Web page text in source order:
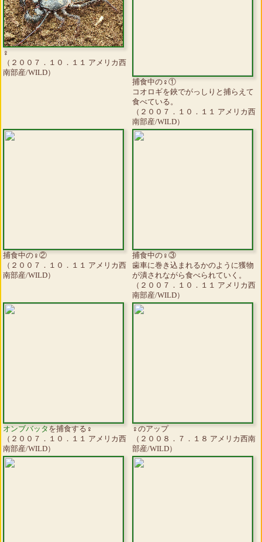
♀
（２００７．１０．１１ アメリカ西
南部産/WILD）
捕食中の♀①
コオロギを鋏でがっしりと捕らえて
食べている。
（２００７．１０．１１ アメリカ西
南部産/WILD）
捕食中の♀②
（２００７．１０．１１ アメリカ西
南部産/WILD）
捕食中の♀③
歯車に巻き込まれるかのように獲物
が潰されながら食べられていく。
（２００７．１０．１１ アメリカ西
南部産/WILD）
オンブバッタ を捕食する♀
（２００７．１０．１１ アメリカ西
南部産/WILD）
♀のアップ
（２００８．７．１８ アメリカ西南
部産/WILD）